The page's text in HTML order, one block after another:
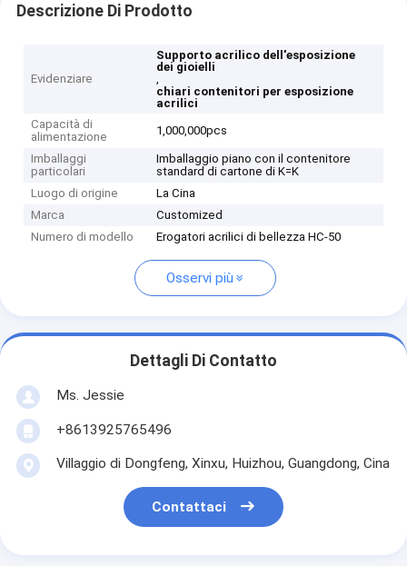
Descrizione Di Prodotto
Evidenziare
Supporto acrilico dell'esposizione
dei gioielli
,
chiari contenitori per esposizione
acrilici
Capacità di
alimentazione
1,000,000pcs
Imballaggi
particolari
Imballaggio piano con il contenitore
standard di cartone di K=K
Luogo di origine
La Cina
Marca
Customized
Numero di modello
Erogatori acrilici di bellezza HC-50
Osservi più
Dettagli Di Contatto
Ms. Jessie
+8613925765496
Villaggio di Dongfeng, Xinxu, Huizhou, Guangdong, Cina
Contattaci